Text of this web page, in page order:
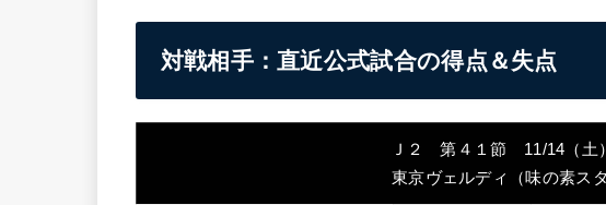
対戦相手：直近公式試合の得点＆失点
Ｊ２ 第４１節 11/14（土
東京ヴェルディ（味の素ス